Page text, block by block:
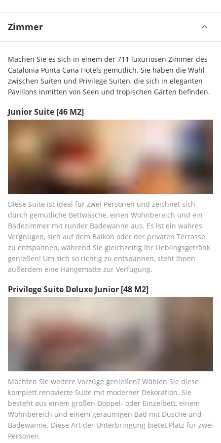
Zimmer
Machen Sie es sich in einem der 711 luxuriösen Zimmer des
Catalonia Punta Cana Hotels gemütlich. Sie haben die Wahl
zwischen Suiten und Privilege Suiten, die sich in eleganten
Pavillons inmitten von Seen und tropischen Gärten befinden.
Junior Suite [46 M2]
Diese Suite ist ideal für zwei Personen und zeichnet sich
durch gemütliche Bettwäsche, einen Wohnbereich und ein
Badezimmer mit runder Badewanne aus. Es ist ein wahres
Vergnügen, sich auf dem Balkon oder der privaten Terrasse
zu entspannen, während Sie gleichzeitig Ihr Lieblingsgetränk
genießen! Um sich so richtig zu entspannen, steht Ihnen
außerdem eine Hängematte zur Verfügung.
Privilege Suite Deluxe Junior [48 M2]
Möchten Sie weitere Vorzüge genießen? Wählen Sie diese
komplett renovierte Suite mit moderner Dekoration. Sie
besteht aus einem großen Doppel- oder Einzelbett, einem
Wohnbereich und einem geräumigen Bad mit Dusche und
Badewanne. Diese Art der Unterbringung bietet Platz für zwei
Personen.